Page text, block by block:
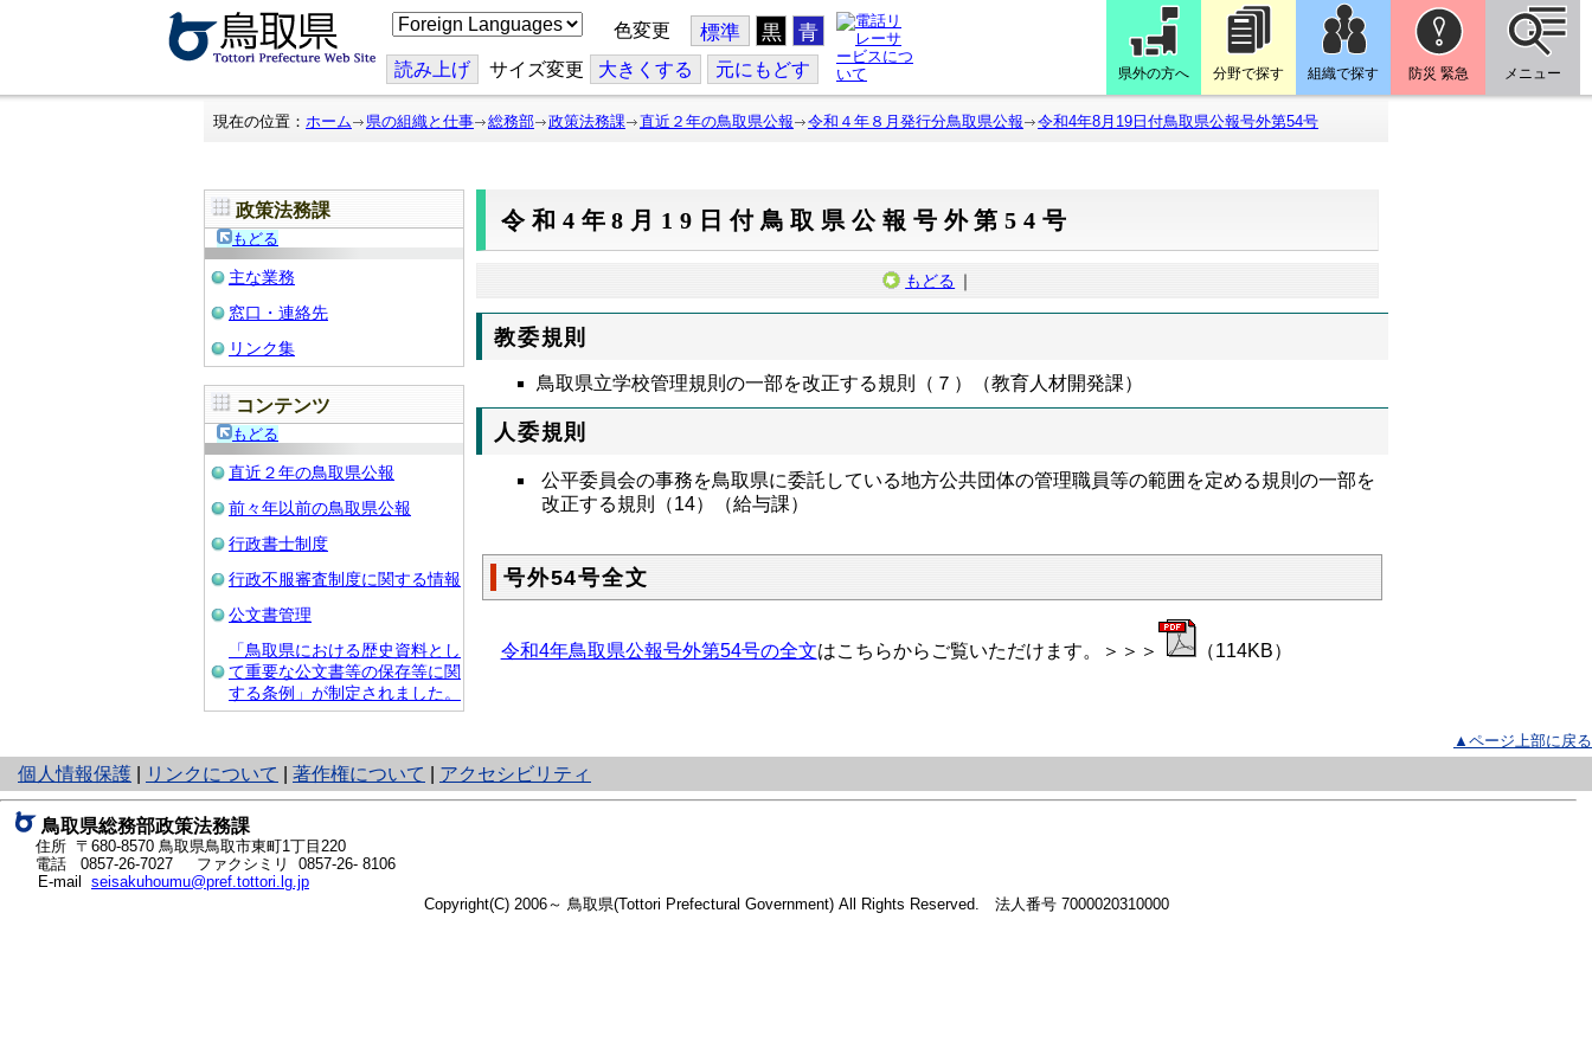
こ
の
ジ
を
翻
色変更 標準 黒 青
読み上げ サイズ変更 大きくする 元にもどす 県外の方へ 分野で探す 組織で探す 防災 緊急 メニュー
現在の位置： ホーム 県の組織と仕事 総務部 政策法務課 直近２年の鳥取県公報 令和４年８月発行分鳥取県公報 令和4年8月19日付鳥取県公報号外第54号
政策法務課
もどる
主な業務
窓口・連絡先
リンク集
コンテンツ
もどる
直近２年の鳥取県公報
前々年以前の鳥取県公報
行政書士制度
行政不服審査制度に関する情報
公文書管理
「鳥取県における歴史資料とし
て重要な公文書等の保存等に関
する条例」が制定されました。
令和4年8月19日付鳥取県公報号外第54号
もどる ｜
教委規則
鳥取県立学校管理規則の一部を改正する規則（７）（教育人材開発課）
人委規則
公平委員会の事務を鳥取県に委託している地方公共団体の管理職員等の範囲を定める規則の一部を
改正する規則（14）（給与課）
号外54号全文
令和4年鳥取県公報号外第54号の全文はこちらからご覧いただけます。＞＞＞ （114KB）
▲ページ上部に戻る
個人情報保護
と
り
ネ
ッ
ト
へ
リンクについて 著作権について アクセシビリティ
鳥取県総務部政策法務課
住所 〒680-8570 鳥取県鳥取市東町1丁目220
電話 0857-26-7027
ファクシミリ 0857-26- 8106
E-mail seisakuhoumu@pref.tottori.lg.jp
Copyright(C) 2006～ 鳥取県(Tottori Prefectural Government) All Rights Reserved. 法人番号 7000020310000